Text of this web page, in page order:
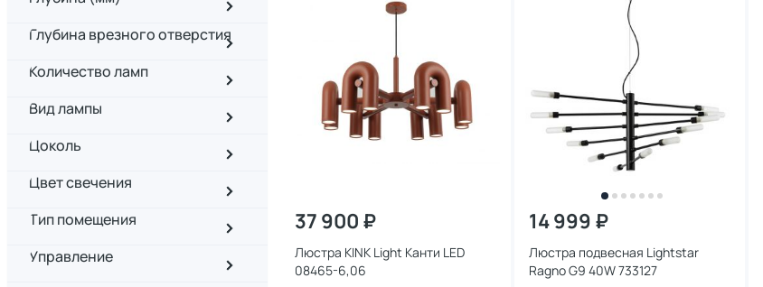
Глубина врезного отверстия
Количество ламп
Вид лампы
Цоколь
Цвет свечения
Тип помещения
Управление
37 900 ₽
Люстра KINK Light Канти LED
08465-6,06
14 999 ₽
Люстра подвесная Lightstar
Ragno G9 40W 733127